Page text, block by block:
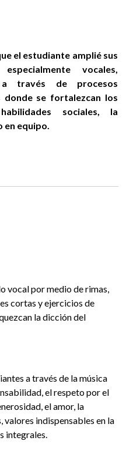
el estudiante amplié sus
vocales,
través de procesos
donde se fortalezcan los
sociales, la
en equipo.
vocal por medio de rimas,
cortas y ejercicios de
la dicción del
a través de la música
el respeto por el
el amor, la
indispensables en la
integrales.